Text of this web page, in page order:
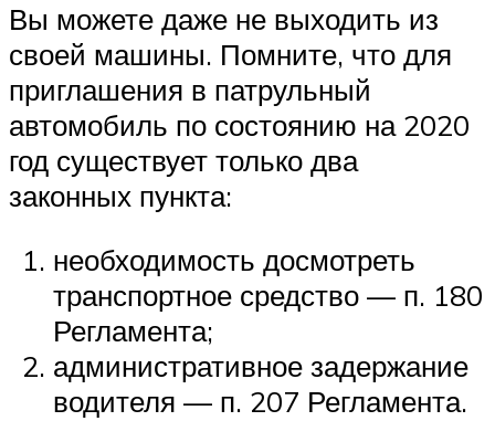
Вы можете даже не выходить из
своей машины. Помните, что для
приглашения в патрульный
автомобиль по состоянию на 2020
год существует только два
законных пункта:
необходимость досмотреть
транспортное средство — п. 180
Регламента;
административное задержание
водителя — п. 207 Регламента.